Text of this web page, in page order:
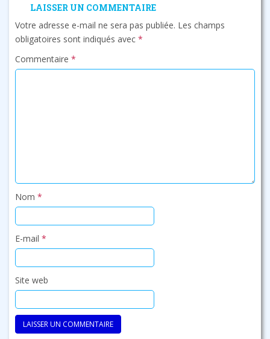
LAISSER UN COMMENTAIRE
Votre adresse e-mail ne sera pas publiée. Les champs
obligatoires sont indiqués avec *
Commentaire *
Nom *
E-mail *
Site web